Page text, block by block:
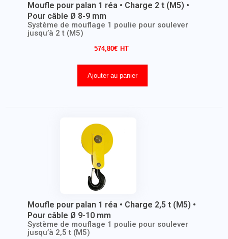
Moufle pour palan 1 réa • Charge 2 t (M5) •
Pour câble Ø 8-9 mm
Système de mouflage 1 poulie pour soulever
jusqu’à 2 t (M5)
574,80€
Ajouter au panier
Moufle pour palan 1 réa • Charge 2,5 t (M5) •
Pour câble Ø 9-10 mm
Système de mouflage 1 poulie pour soulever
jusqu’à 2,5 t (M5)